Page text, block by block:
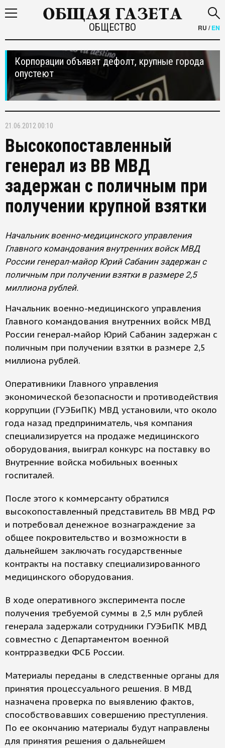
ОБЩЕСТВО RU /EN
Корпорации объявят дефолт, крупные города
опустеют
21.06.2012 00:10
Высокопоставленный
генерал из ВВ МВД
задержан с поличным при
получении крупной взятки
Начальник военно-медицинского управления
Главного командования внутренних войск МВД
России генерал-майор Юрий Сабанин задержан с
поличным при получении взятки в размере 2,5
миллиона рублей.
Начальник военно-медицинского управления
Главного командования внутренних войск МВД
России генерал-майор Юрий Сабанин задержан с
поличным при получении взятки в размере 2,5
миллиона рублей.
Оперативники Главного управления
экономической безопасности и противодействия
коррупции (ГУЭБиПК) МВД установили, что около
года назад предприниматель, чья компания
специализируется на продаже медицинского
оборудования, выиграл конкурс на поставку во
Внутренние войска мобильных военных
госпиталей.
После этого к коммерсанту обратился
высокопоставленный представитель ВВ МВД РФ
и потребовал денежное вознаграждение за
общее покровительство и возможности в
дальнейшем заключать государственные
контракты на поставку специализированного
медицинского оборудования.
В ходе оперативного эксперимента после
получения требуемой суммы в 2,5 млн рублей
генерала задержали сотрудники ГУЭБиПК МВД
совместно с Департаментом военной
контрразведки ФСБ России.
Материалы переданы в следственные органы для
принятия процессуального решения. В МВД
назначена проверка по выявлению фактов,
способствовавших совершению преступления.
По ее окончанию материалы будут направлены
для принятия решения о дальнейшем